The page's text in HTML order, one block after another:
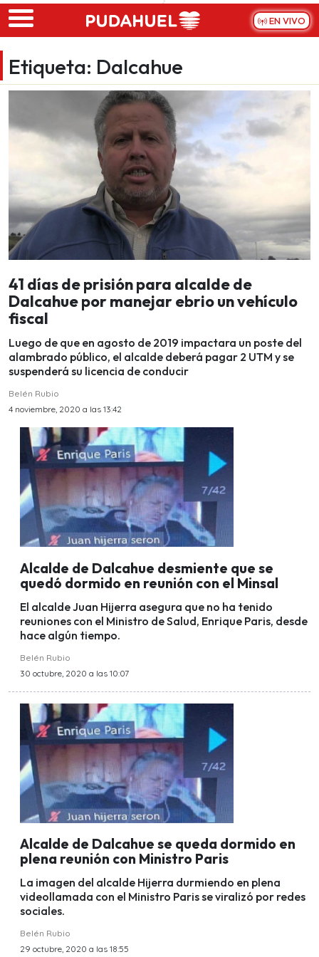
Skip to main content
EN VIVO
Etiqueta: Dalcahue
41 días de prisión para alcalde de
Dalcahue por manejar ebrio un vehículo
fiscal
Luego de que en agosto de 2019 impactara un poste del
alambrado público, el alcalde deberá pagar 2 UTM y se
suspenderá su licencia de conducir
Belén Rubio
4 noviembre, 2020 a las 13:42
Alcalde de Dalcahue desmiente que se
quedó dormido en reunión con el Minsal
El alcalde Juan Hijerra asegura que no ha tenido
reuniones con el Ministro de Salud, Enrique Paris, desde
hace algún tiempo.
Belén Rubio
30 octubre, 2020 a las 10:07
Alcalde de Dalcahue se queda dormido en
plena reunión con Ministro Paris
La imagen del alcalde Hijerra durmiendo en plena
videollamada con el Ministro Paris se viralizó por redes
sociales.
Belén Rubio
29 octubre, 2020 a las 18:55